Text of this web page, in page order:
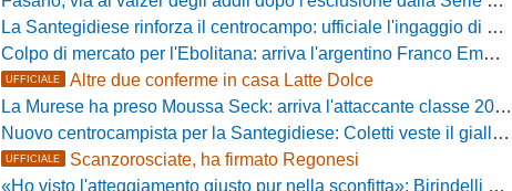
La Santegidiese rinforza il centrocampo: ufficiale l'ingaggio di Luca Scimia
Colpo di mercato per l'Ebolitana: arriva l'argentino Franco Emmanuel Boló
UFFICIALE Altre due conferme in casa Latte Dolce
La Murese ha preso Moussa Seck: arriva l'attaccante classe 2006
Nuovo centrocampista per la Santegidiese: Coletti veste il giallorosso
UFFICIALE Scanzorosciate, ha firmato Regonesi
«Ho visto l'atteggiamento giusto pur nella sconfitta»: Birindelli promuove il Novara nonostante il KO di Chiavari